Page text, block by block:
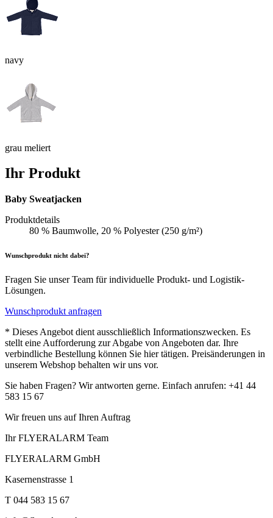
navy
grau meliert
Ihr Produkt
Baby Sweatjacken
Produktdetails
80 % Baumwolle, 20 % Polyester (250 g/m²)
Wunschprodukt nicht dabei?
Fragen Sie unser Team für individuelle Produkt- und Logistik-
Lösungen.
Wunschprodukt anfragen
* Dieses Angebot dient ausschließlich Informationszwecken. Es
stellt eine Aufforderung zur Abgabe von Angeboten dar. Ihre
verbindliche Bestellung können Sie hier tätigen. Preisänderungen in
unserem Webshop behalten wir uns vor.
Sie haben Fragen? Wir antworten gerne. Einfach anrufen: +41 44
583 15 67
Wir freuen uns auf Ihren Auftrag
Ihr FLYERALARM Team
FLYERALARM GmbH
Kasernenstrasse 1
T 044 583 15 67